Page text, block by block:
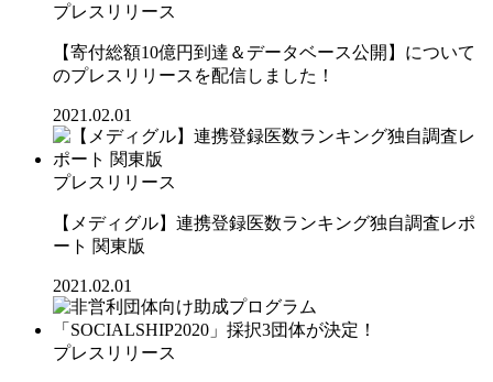
プレスリリース
【寄付総額10億円到達＆データベース公開】について
のプレスリリースを配信しました！
2021.02.01
プレスリリース
【メディグル】連携登録医数ランキング独⾃調査レポ
ート 関東版
2021.02.01
プレスリリース